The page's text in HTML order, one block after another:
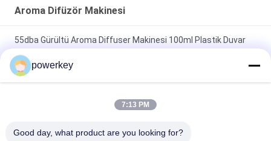
Aroma Difüzör Makinesi
55dba Gürültü Aroma Diffuser Makinesi 100ml Plastik Duvar
Montajlı Esanslı Yağ Diffuser
Duvarlı Aroma Diffuser Makine 100ml Şişe Crearoma Otel
şişe ile
powerkey
7:13 PM
Good day, what product are you looking for?